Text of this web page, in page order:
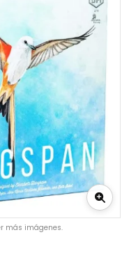
más imágenes.